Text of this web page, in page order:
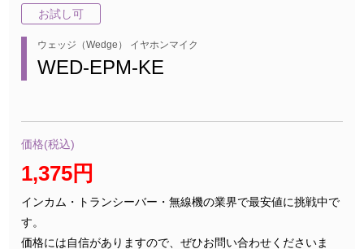
お試し可
ウェッジ（Wedge） イヤホンマイク
WED-EPM-KE
価格(税込)
1,375円
インカム・トランシーバー・無線機の業界で最安値に挑戦中で
す。
価格には自信がありますので、ぜひお問い合わせくださいま